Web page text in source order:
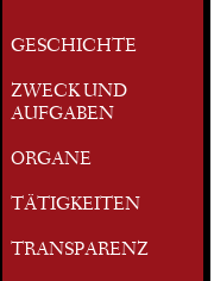
GESCHICHTE
ZWECK UND
AUFGABEN
ORGANE
TÄTIGKEITEN
TRANSPARENZ